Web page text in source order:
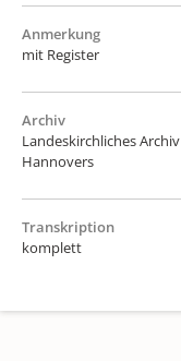
Anmerkung
mit Register
Archiv
Landeskirchliches
Hannovers
Transkription
komplett